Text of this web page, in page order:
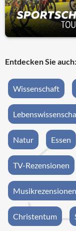
Entdecken Sie auch:
Wissenschaft
Natur Essen
TV-Rezensionen
Musikrezensionen
Christentum